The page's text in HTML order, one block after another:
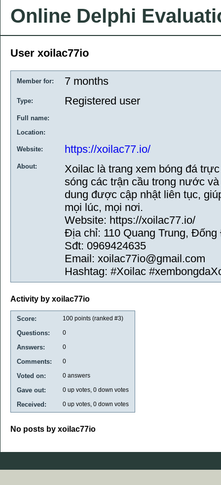
Online Delphi
User xoilac77io
Member for: 7 months
Type: Registered user
Full name:
Location:
Website: https://xoilac77.io/
About:
Xoilac là trang xem bóng đá
sóng các trận cầu trong nước
dung được cập nhật liên tục,
mọi lúc, mọi nơi.
Website: https://xoilac77.io/
Địa chỉ: 110 Quang Trung,
Sđt: 0969424635
Email: xoilac77io@gmail.com
Hashtag: #Xoilac
Activity by xoilac77io
Score: 100 points (ranked #3)
Questions: 0
Answers: 0
Comments: 0
Voted on: 0 answers
Gave out: 0 up votes, 0 down votes
Received: 0 up votes, 0 down votes
No posts by xoilac77io